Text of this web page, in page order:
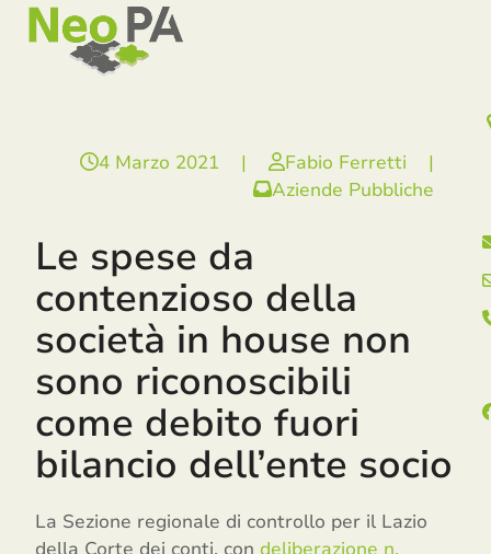
SkipOpen
mobile
menu
Close
mobile
menu
4 Marzo 2021 | Fabio Ferretti
|
Aziende Pubbliche
Le spese da
contenzioso della
società in house non
sono riconoscibili
come debito fuori
bilancio dell’ente socio
La Sezione regionale di controllo per il Lazio